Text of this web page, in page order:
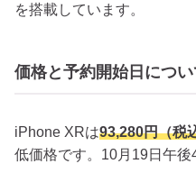
を搭載しています。
価格と予約開始日につい
iPhone XRは93,280円（税
低価格です。10月19日午後